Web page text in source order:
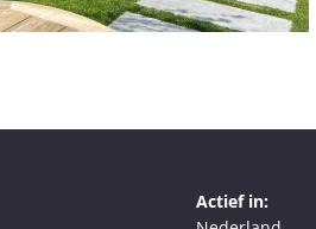
Actief in: